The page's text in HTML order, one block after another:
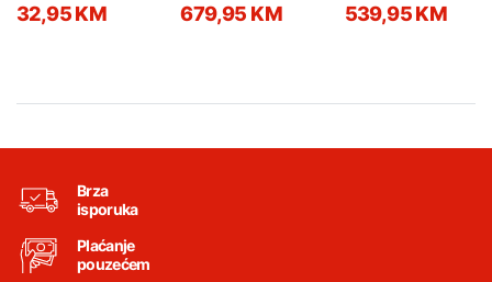
32,95 KM 679,95 KM 539,95 KM
Brza
isporuka
Plaćanje
pouzećem